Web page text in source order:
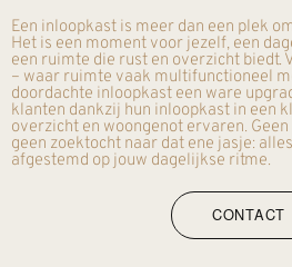
Een inloopkast is meer dan een plek
Het is een moment voor jezelf, een
een ruimte die rust en overzicht biedt.
– waar ruimte vaak multifunctioneel
doordachte inloopkast een ware
klanten dankzij hun inloopkast in een
overzicht en woongenot ervaren.
geen zoektocht naar dat ene jasje:
afgestemd op jouw dagelijkse ritme.
CONTACT